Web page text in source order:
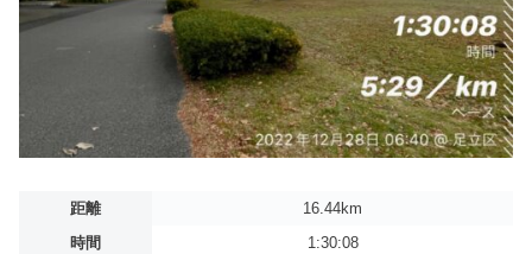
距離
16.44km
時間
1:30:08